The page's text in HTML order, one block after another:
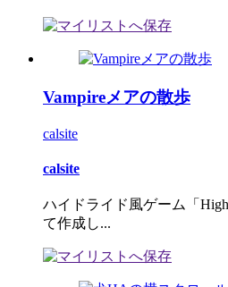
Vampireメアの散歩
calsite
calsite
ハイドライド風ゲーム「
て作成し...